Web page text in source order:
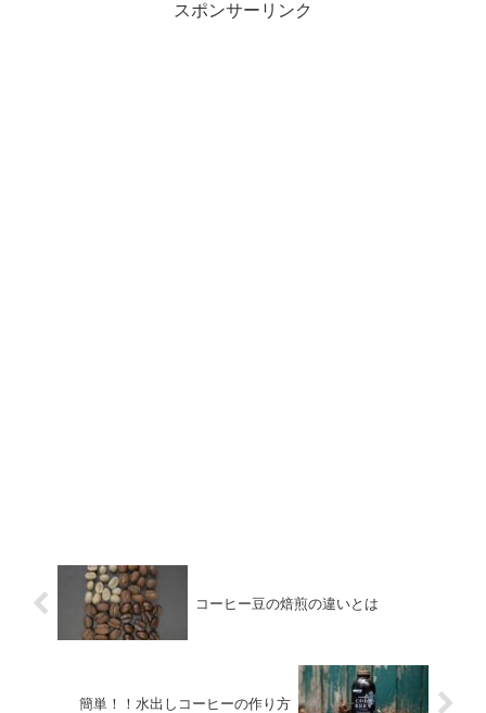
スポンサーリンク
コーヒー豆の焙煎の違いとは
簡単！！水出しコーヒーの作り方